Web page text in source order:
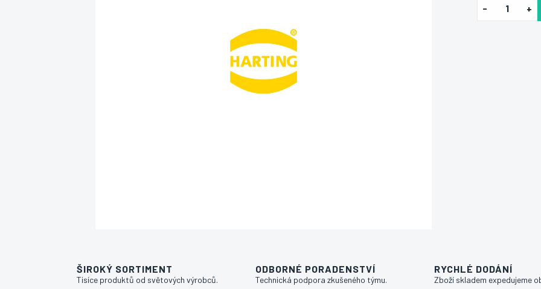
ŠIROKÝ SORTIMENT
Tisíce produktů od světových výrobců.
ODBORNÉ PORADENSTVÍ
Technická podpora zkušeného týmu.
RYCHLÉ DODÁNÍ
Zboží skladem expedujeme